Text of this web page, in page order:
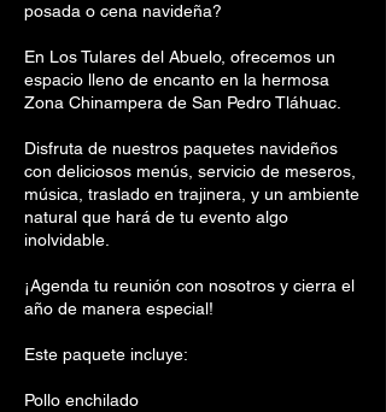
posada o cena navideña?
En Los Tulares del Abuelo, ofrecemos un
espacio lleno de encanto en la hermosa
Zona Chinampera de San Pedro Tláhuac.
Disfruta de nuestros paquetes navideños
con deliciosos menús, servicio de meseros,
música, traslado en trajinera, y un ambiente
natural que hará de tu evento algo
inolvidable.
¡Agenda tu reunión con nosotros y cierra el
año de manera especial!
Este paquete incluye:
Pollo enchilado